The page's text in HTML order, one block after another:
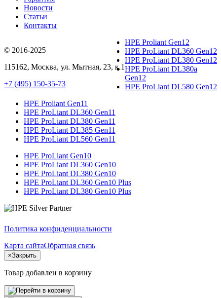
Новости
Статьи
Контакты
© 2016-2025
115162, Москва, ул. Мытная, 23, к.1
+7 (495) 150-35-73
HPE Proliant Gen12
HPE ProLiant DL360 Gen12
HPE ProLiant DL380 Gen12
HPE ProLiant DL380a
Gen12
HPE ProLiant DL580 Gen12
HPE Proliant Gen11
HPE ProLiant DL360 Gen11
HPE ProLiant DL380 Gen11
HPE ProLiant DL385 Gen11
HPE ProLiant DL560 Gen11
HPE ProLiant Gen10
HPE ProLiant DL360 Gen10
HPE ProLiant DL380 Gen10
HPE ProLiant DL360 Gen10 Plus
HPE ProLiant DL380 Gen10 Plus
Политика конфиденциальности
Карта сайтаОбратная связь
×Закрыть
Товар добавлен в корзину